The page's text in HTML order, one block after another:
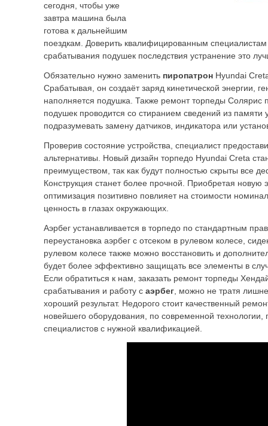
сегодня, чтобы уже
завтра машина была
готова к дальнейшим
поездкам. Доверить квалифицированным
срабатывания подушек последствия устранение это
Обязательно нужно заменить пиропатрон Hyundai
Срабатывая, он создаёт заряд кинетической энергии,
наполняется подушка. Также ремонт торпеды Солярис
подушек проводится со стиранием сведений из памяти
подразумевать замену датчиков, индикатора или
Проверив состояние устройства, специалист
альтернативы. Новый дизайн торпедо Hyundai Creta
преимуществом, так как будут полностью скрыты все
Конструкция станет более прочной. Приобретая новую
оптимизация позитивно повлияет на стоимости
ценность в глазах окружающих.
Аэрбег устанавливается в торпедо по стандартным
переустановка аэрбег с отсеком в рулевом колесе,
рулевом колесе также можно восстановить и
будет более эффективно защищать все элементы в
Если обратиться к нам, заказать ремонт торпеды
срабатывания и работу с аэрбег , можно не тратя
хороший результат. Недорого стоит качественный
новейшего оборудования, по современной
специалистов с нужной квалификацией.